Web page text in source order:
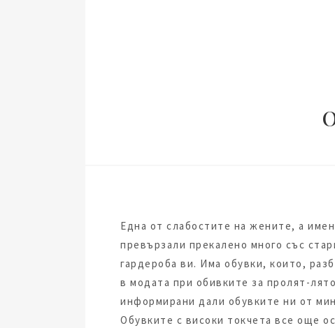
Една от слабостите на жените, а
превързали прекалено много със
гардероба ви. Има обувки, които,
в модата при обивките за пролят-
информирани дали обувките ни от
Обувките с високи токчета все още